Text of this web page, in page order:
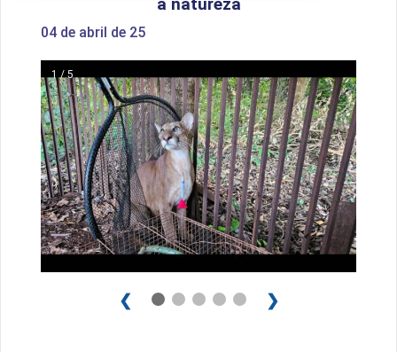
04 de abril de 25
1 / 5
❮ ❯